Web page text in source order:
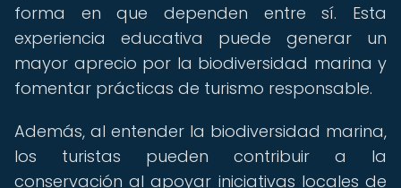
forma en que dependen entre sí. Esta
experiencia educativa puede generar un
mayor aprecio por la biodiversidad marina y
fomentar prácticas de turismo responsable.
Además, al entender la biodiversidad marina,
los turistas pueden contribuir a la
conservación al apoyar iniciativas locales de